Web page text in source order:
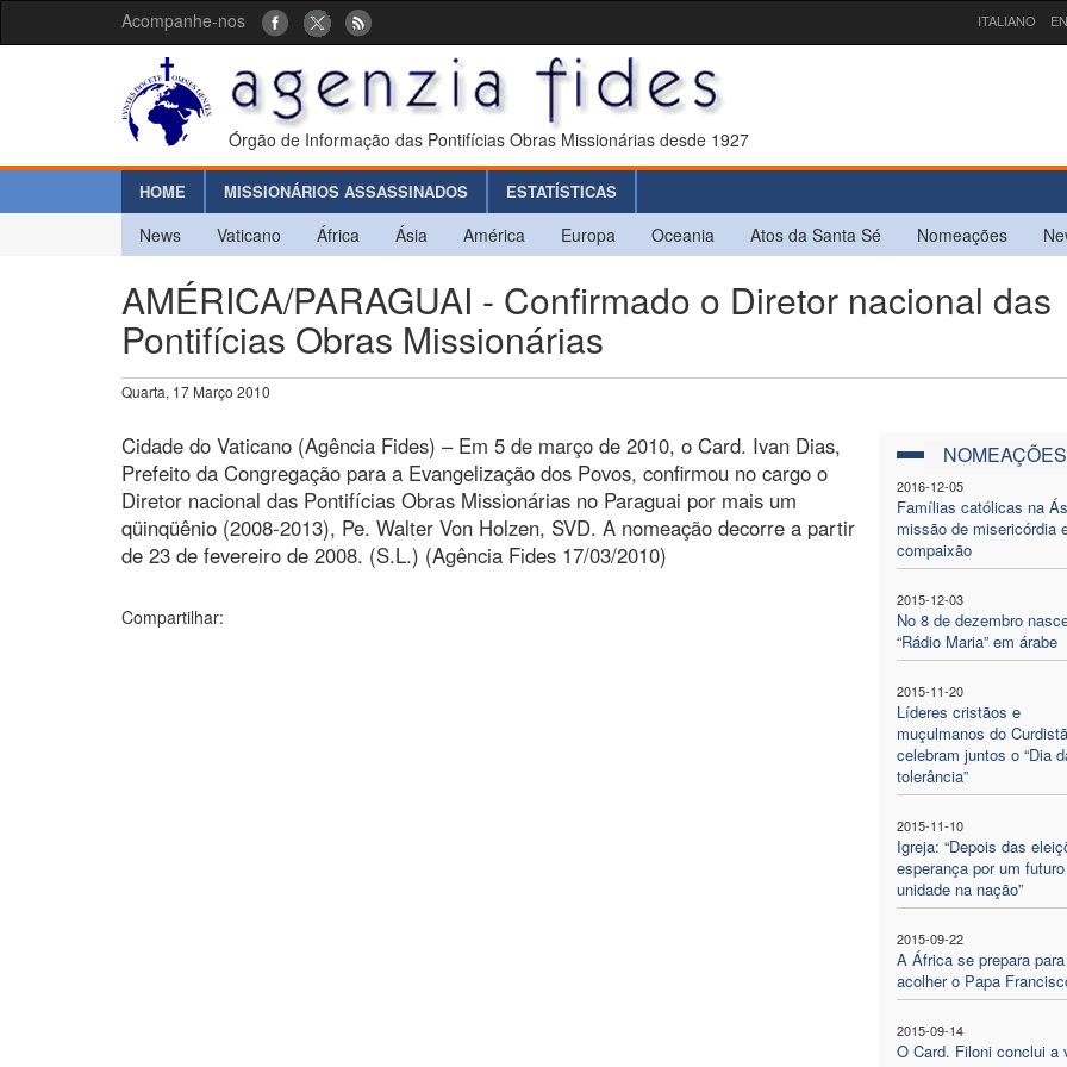
Acompanhe-nos ITALIANO
Órgão de Informação das Pontifícias Obras Missionárias desde 1927
HOME MISSIONÁRIOS ASSASSINADOS ESTATÍSTICAS
News Vaticano África Ásia América Europa Oceania Atos da Santa Sé Nomeações
AMÉRICA/PARAGUAI - Confirmado o Diretor nacional das
Pontifícias Obras Missionárias
Quarta, 17 Março 2010
NOMEAÇÕES
2016-12-05
Famílias católicas na
missão de misericórdia
compaixão
2015-12-03
No 8 de dezembro
“Rádio Maria” em árabe
2015-11-20
Líderes cristãos e
muçulmanos do
celebram juntos o “Dia
tolerância”
2015-11-10
Igreja: “Depois das
esperança por um
unidade na nação”
2015-09-22
A África se prepara para
acolher o Papa
2015-09-14
O Card. Filoni conclui a
Cidade do Vaticano (Agência Fides) – Em 5 de março de 2010, o Card. Ivan Dias,
Prefeito da Congregação para a Evangelização dos Povos, confirmou no cargo o
Diretor nacional das Pontifícias Obras Missionárias no Paraguai por mais um
qüinqüênio (2008-2013), Pe. Walter Von Holzen, SVD. A nomeação decorre a partir
de 23 de fevereiro de 2008. (S.L.) (Agência Fides 17/03/2010)
Compartilhar: